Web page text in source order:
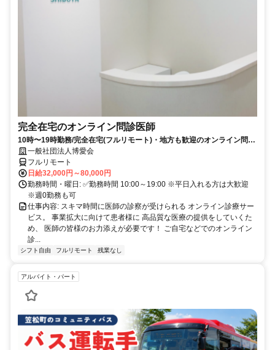
完全在宅のオンライン問診医師
10時〜19時勤務/完全在宅(フルリモート)・地方も歓迎のオンライン問診
業務一般社団法人博愛会
フルリモート
日給32,000円～80,000円
勤務時間・曜日: ✅勤務時間 10:00～19:00 ※平日入れる方は大歓迎
※週0勤務も可
仕事内容: スキマ時間に医師の診察が受けられる オンライン診療サー
ビス。 事業拡大に向けて患者様に 高品質な医療の提供をしていくた
め、 医師の皆様のお力添えが必要です！ ご自宅などでのオンライン
診...
シフト自由 フルリモート 残業なし
アルバイト・パート